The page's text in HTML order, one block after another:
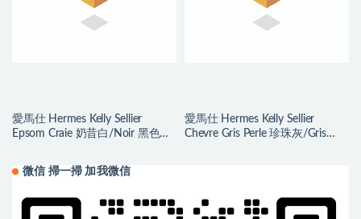
愛馬仕 Hermes Kelly Sellier
Epsom Craie 奶昔白/Noir 黑色
愛馬仕 Hermes Kelly Sellier
Chevre Gris Perle 珍珠灰/Gris
微信 掃一掃 加我微信